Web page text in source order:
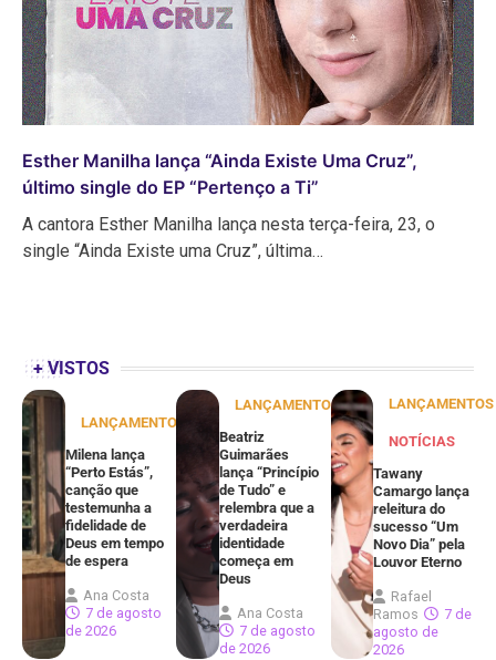
Esther Manilha lança “Ainda Existe Uma Cruz”,
último single do EP “Pertenço a Ti”
A cantora Esther Manilha lança nesta terça-feira, 23, o
single “Ainda Existe uma Cruz”, última…
+ VISTOS
LANÇAMENTOS
Milena lança
“Perto Estás”,
canção que
testemunha a
fidelidade de
Deus em tempo
de espera
Ana Costa
7 de agosto
de 2026
LANÇAMENTOS
Beatriz
Guimarães
lança “Princípio
de Tudo” e
relembra que a
verdadeira
identidade
começa em
Deus
Ana Costa
7 de agosto
de 2026
LANÇAMENTOS
NOTÍCIAS
Tawany
Camargo lança
releitura do
sucesso “Um
Novo Dia” pela
Louvor Eterno
Rafael
Ramos
7 de
agosto de
2026